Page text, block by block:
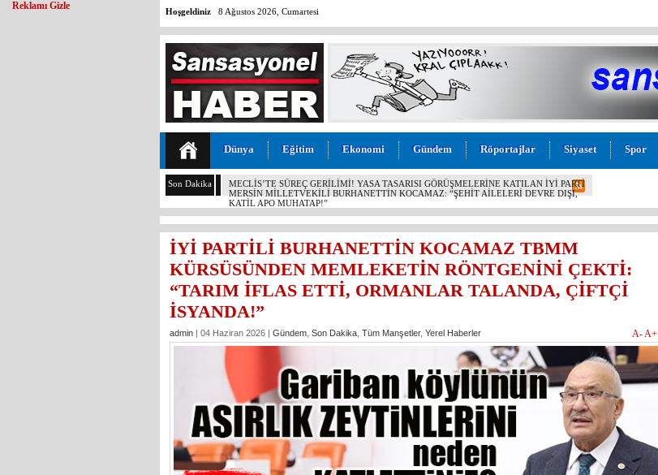
Hoşgeldiniz 8 Ağustos 2026, Cumartesi
Dünya Eğitim Ekonomi Gündem Röportajlar Siyaset Spor
Son Dakika MERSİN’DE DALTONLAR’A ŞOK OPERASYON: EYLEME GELEN 6 KİŞİ TUTUKLANDI!
İYİ PARTİLİ BURHANETTİN KOCAMAZ TBMM
KÜRSÜSÜNDEN MEMLEKETİN RÖNTGENİNİ ÇEKTİ:
“TARIM İFLAS ETTİ, ORMANLAR TALANDA, ÇİFTÇİ
İSYANDA!”
admin | 04 Haziran 2026 | Gündem Son Dakika Tüm Manşetler, Yerel Haberler A-A+
Reklamı Gizle